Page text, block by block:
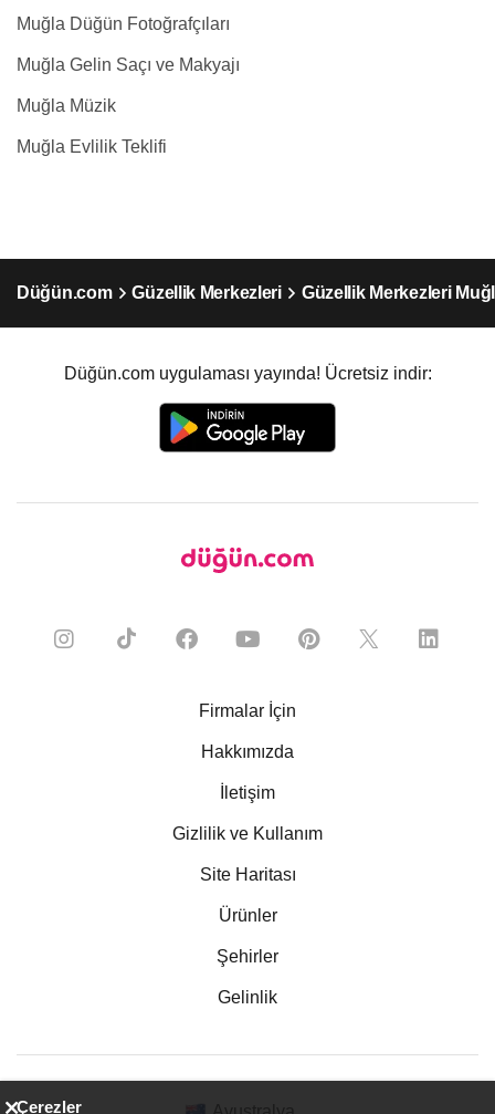
Muğla Düğün Fotoğrafçıları
Muğla Gelin Saçı ve Makyajı
Muğla Müzik
Muğla Evlilik Teklifi
Düğün.com Güzellik Merkezleri Güzellik Merkezleri
Düğün.com uygulaması yayında! Ücretsiz indir:
Firmalar İçin
Hakkımızda
İletişim
Gizlilik ve Kullanım
Site Haritası
Ürünler
Şehirler
Gelinlik
Çerezler